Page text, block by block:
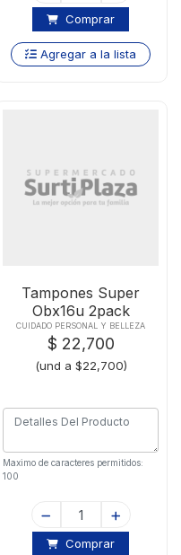
Comprar
Agregar a la lista
Tampones Super
Obx16u 2pack
CUIDADO PERSONAL Y BELLEZA
$ 22,700
(und a $22,700)
Maximo de caracteres permitidos:
100
Comprar